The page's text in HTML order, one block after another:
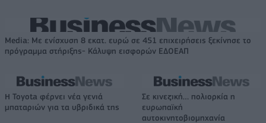
Media: Με ενίσχυση 8 εκατ. ευρώ σε 451 επιχειρήσεις ξεκίνησε το
πρόγραμμα στήριξης- Κάλυψη εισφορών ΕΔΟΕΑΠ
Η Toyota φέρνει νέα γενιά
μπαταριών για τα υβριδικά της
Σε κινεζική… πολιορκία η
ευρωπαϊκή
αυτοκινητοβιομηχανία